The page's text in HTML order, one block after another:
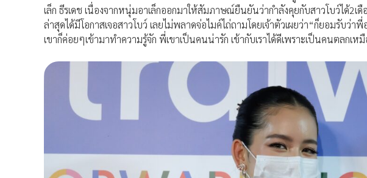
เล็ก ธีรเดชเนื่องจากหนุ่มอาเล็กออกมาให้สัมภาษณ์ยืนยันว่ากำลังคุยกับสาวโบว์ได้2เ
ล่าสุดได้มีโอกาสเจอสาวโบว์ เลยไม่พลาดจ่อไมค์ไถ่ถามโดยเจ้าตัวเผยว่า“ก็ยอมรับว่าพี่
เขาก็ค่อยๆเข้ามาทำความรู้จัก พี่เขาเป็นคนน่ารัก เข้ากับเราได้ดีเพราะเป็นคนตลกเห